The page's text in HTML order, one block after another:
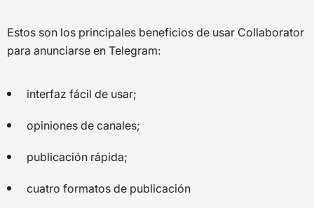
Estos son los principales beneficios de usar Collaborator
para anunciarse en Telegram:
interfaz fácil de usar;
opiniones de canales;
publicación rápida;
cuatro formatos de publicación